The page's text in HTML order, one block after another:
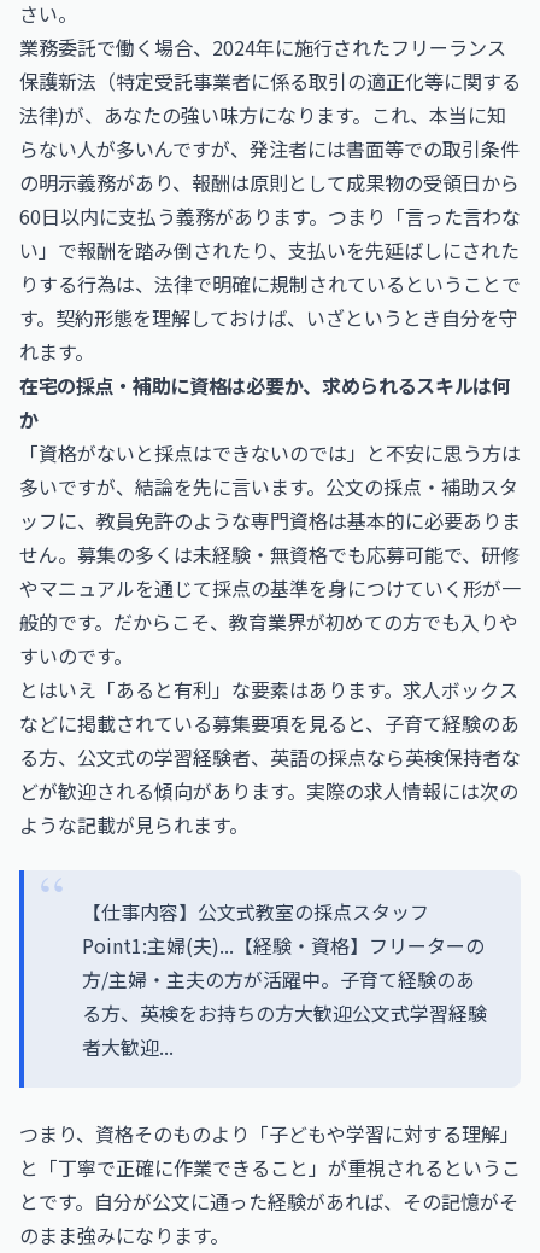
さい。
業務委託で働く場合、2024年に施行されたフリーランス
保護新法（特定受託事業者に係る取引の適正化等に関する
法律)が、あなたの強い味方になります。これ、本当に知
らない人が多いんですが、発注者には書面等での取引条件
の明示義務があり、報酬は原則として成果物の受領日から
60日以内に支払う義務があります。つまり「言った言わな
い」で報酬を踏み倒されたり、支払いを先延ばしにされた
りする行為は、法律で明確に規制されているということで
す。契約形態を理解しておけば、いざというとき自分を守
れます。
在宅の採点・補助に資格は必要か、求められるスキルは何
か
「資格がないと採点はできないのでは」と不安に思う方は
多いですが、結論を先に言います。公文の採点・補助スタ
ッフに、教員免許のような専門資格は基本的に必要ありま
せん。募集の多くは未経験・無資格でも応募可能で、研修
やマニュアルを通じて採点の基準を身につけていく形が一
般的です。だからこそ、教育業界が初めての方でも入りや
すいのです。
とはいえ「あると有利」な要素はあります。求人ボックス
などに掲載されている募集要項を見ると、子育て経験のあ
る方、公文式の学習経験者、英語の採点なら英検保持者な
どが歓迎される傾向があります。実際の求人情報には次の
ような記載が見られます。
【仕事内容】公文式教室の採点スタッフ
Point1:主婦(夫)...【経験・資格】フリーターの
方/主婦・主夫の方が活躍中。子育て経験のあ
る方、英検をお持ちの方大歓迎公文式学習経験
者大歓迎...
つまり、資格そのものより「子どもや学習に対する理解」
と「丁寧で正確に作業できること」が重視されるというこ
とです。自分が公文に通った経験があれば、その記憶がそ
のまま強みになります。